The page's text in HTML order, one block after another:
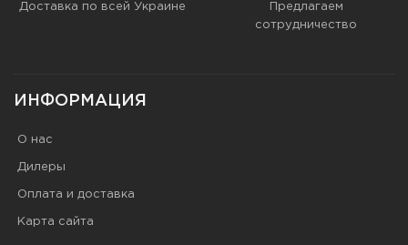
Доставка по всей Украине
Предлагаем
сотрудничество
ИНФОРМАЦИЯ
О нас
Дилеры
Оплата и доставка
Карта сайта